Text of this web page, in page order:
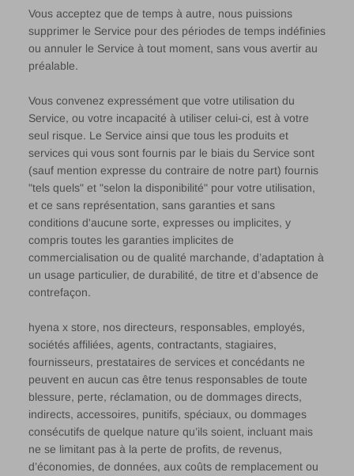
Vous acceptez que de temps à autre, nous puissions
supprimer le Service pour des périodes de temps indéfinies
ou annuler le Service à tout moment, sans vous avertir au
préalable.
Vous convenez expressément que votre utilisation du
Service, ou votre incapacité à utiliser celui-ci, est à votre
seul risque. Le Service ainsi que tous les produits et
services qui vous sont fournis par le biais du Service sont
(sauf mention expresse du contraire de notre part) fournis
"tels quels" et "selon la disponibilité" pour votre utilisation,
et ce sans représentation, sans garanties et sans
conditions d'aucune sorte, expresses ou implicites, y
compris toutes les garanties implicites de
commercialisation ou de qualité marchande, d’adaptation à
un usage particulier, de durabilité, de titre et d’absence de
contrefaçon.
hyena x store, nos directeurs, responsables, employés,
sociétés affiliées, agents, contractants, stagiaires,
fournisseurs, prestataires de services et concédants ne
peuvent en aucun cas être tenus responsables de toute
blessure, perte, réclamation, ou de dommages directs,
indirects, accessoires, punitifs, spéciaux, ou dommages
consécutifs de quelque nature qu’ils soient, incluant mais
ne se limitant pas à la perte de profits, de revenus,
d’économies, de données, aux coûts de remplacement ou